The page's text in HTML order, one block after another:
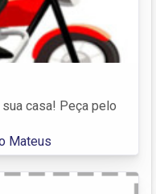
casa! Peça pelo
Mateus